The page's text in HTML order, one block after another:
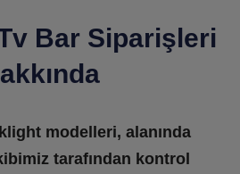
Bar Siparişleri
modelleri, alanında
tarafından kontrol